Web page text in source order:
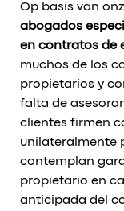
Op basis van
abogados
en contratos de
muchos de los
propietarios y
falta de
clientes firmen
unilateralmente
contemplan
propietario en
anticipada del